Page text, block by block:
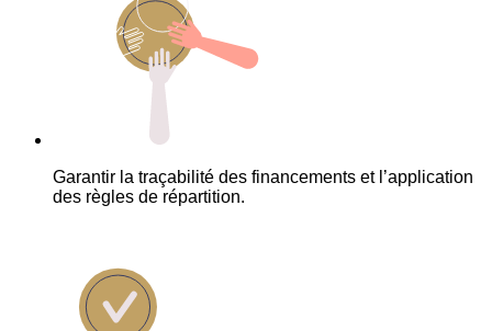
Garantir la traçabilité des financements et l’application
des règles de répartition.